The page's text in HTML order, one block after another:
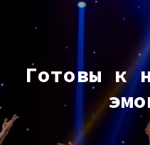
Готовы к